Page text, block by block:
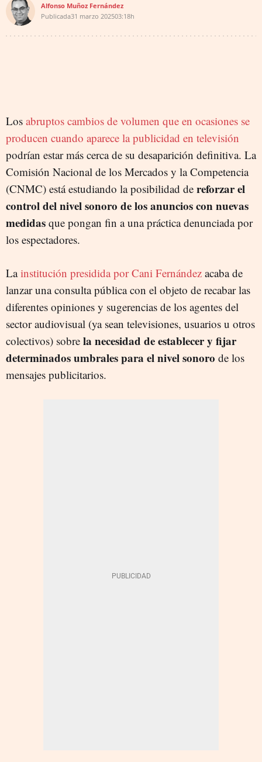
Alfonso Muñoz Fernández
Publicada31 marzo 202503:18h
Los abruptos cambios de volumen que en ocasiones se
producen cuando aparece la publicidad en televisión
podrían estar más cerca de su desaparición definitiva. La
Comisión Nacional de los Mercados y la Competencia
(CNMC) está estudiando la posibilidad de reforzar el
control del nivel sonoro de los anuncios con nuevas
medidas que pongan fin a una práctica denunciada por
los espectadores.
Lainstitución presidida por Cani Fernández acaba de
lanzar una consulta pública con el objeto de recabar las
diferentes opiniones y sugerencias de los agentes del
sector audiovisual (ya sean televisiones, usuarios u otros
colectivos) sobre la necesidad de establecer y fijar
determinados umbrales para el nivel sonoro de los
mensajes publicitarios.